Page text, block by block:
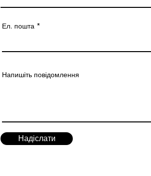
Ел. пошта
Напишіть повідомлення
Надіслати